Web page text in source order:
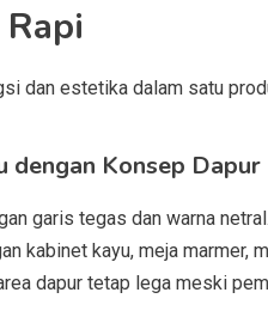
dan estetika dalam satu
dengan Konsep
garis tegas dan warna
kabinet kayu, meja marmer,
dapur tetap lega meski